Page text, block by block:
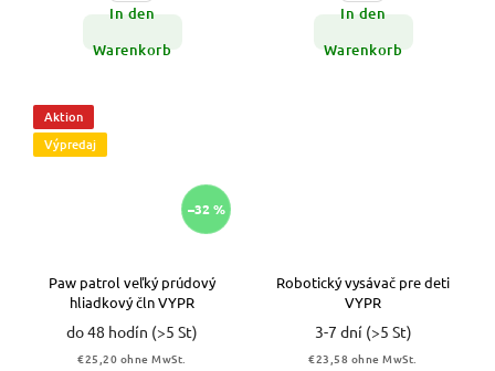
In den
Warenkorb
In den
Warenkorb
Aktion
Výpredaj
–32 %
Paw patrol veľký prúdový
hliadkový čln VYPR
do 48 hodín (>5 St)
€25,20 ohne MwSt.
Robotický vysávač pre deti
VYPR
3-7 dní (>5 St)
€23,58 ohne MwSt.